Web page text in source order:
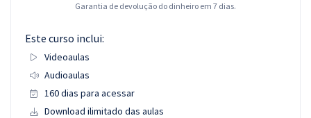
Garantia de devolução do dinheiro em 7 dias.
Este curso inclui:
Videoaulas
Audioaulas
160 dias para acessar
Download ilimitado das aulas